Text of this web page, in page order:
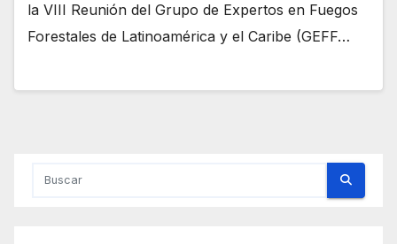
la VIII Reunión del Grupo de Expertos en Fuegos
Forestales de Latinoamérica y el Caribe (GEFF…